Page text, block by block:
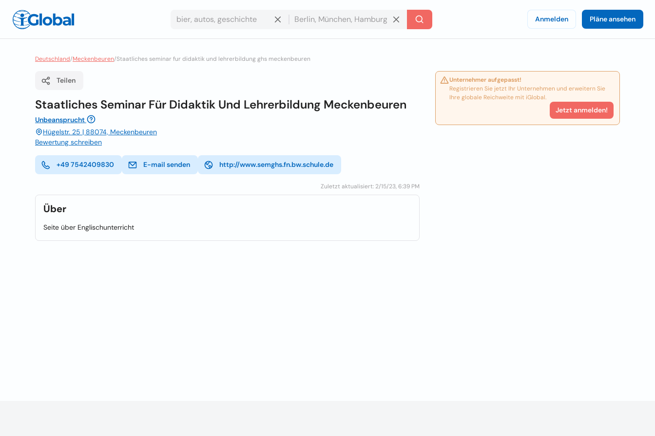
Anmelden Pläne ansehen
Deutschland/Meckenbeuren/Staatliches seminar fur didaktik und lehrerbildung ghs meckenbeuren
Teilen
Staatliches Seminar Für Didaktik Und Lehrerbildung Meckenbeuren
Unbeansprucht
Hügelstr. 25 | 88074, Meckenbeuren
Bewertung schreiben
+49 7542409830 E-mail senden http://www.semghs.fn.bw.schule.de
Zuletzt aktualisiert: 2/15/23, 6:39 PM
Über
Seite über Englischunterricht
Unternehmer aufgepasst!
Registrieren Sie jetzt Ihr Unternehmen und erweitern Sie
Ihre globale Reichweite mit iGlobal.
Jetzt anmelden!